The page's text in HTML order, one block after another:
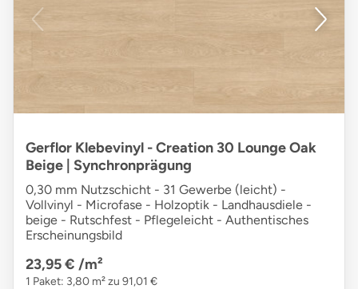
Gerflor Klebevinyl - Creation 30 Lounge Oak
Beige | Synchronprägung
0,30 mm Nutzschicht - 31 Gewerbe (leicht) -
Vollvinyl - Microfase - Holzoptik - Landhausdiele -
beige - Rutschfest - Pflegeleicht - Authentisches
Erscheinungsbild
23,95 € /m²
1 Paket: 3,80 m² zu 91,01 €